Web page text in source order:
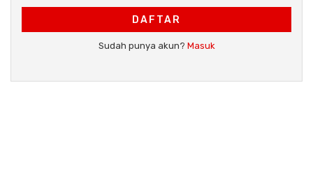
DAFTAR
Sudah punya akun? Masuk